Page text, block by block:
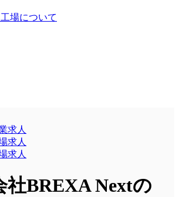
場について
求人
求人
求人
社BREXA Nextの